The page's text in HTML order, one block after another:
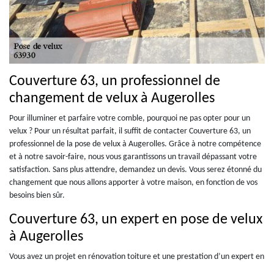
Couverture 63, un professionnel de
changement de velux à Augerolles
Pour illuminer et parfaire votre comble, pourquoi ne pas opter pour un
velux ? Pour un résultat parfait, il suffit de contacter Couverture 63, un
professionnel de la pose de velux à Augerolles. Grâce à notre compétence
et à notre savoir-faire, nous vous garantissons un travail dépassant votre
satisfaction. Sans plus attendre, demandez un devis. Vous serez étonné du
changement que nous allons apporter à votre maison, en fonction de vos
besoins bien sûr.
Couverture 63, un expert en pose de velux
à Augerolles
Vous avez un projet en rénovation toiture et une prestation d’un expert en